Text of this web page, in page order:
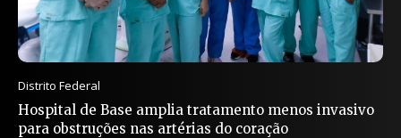
Distrito Federal
Hospital de Base amplia tratamento menos invasivo
para obstruções nas artérias do coração